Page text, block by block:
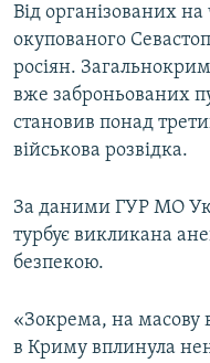
УКРАЇНСЬКА ПРОБЛЕМА
ІНФОГРАФІКА
ДОЛУЧАЙСЯ!
Усі сайти RFE/RL
Від організованих
окупованого
росіян.
вже заброньованих
становив понад
військова розвідка.
За даними ГУР МО
турбує викликана
безпекою.
«Зокрема, на масову
в Криму вплинула